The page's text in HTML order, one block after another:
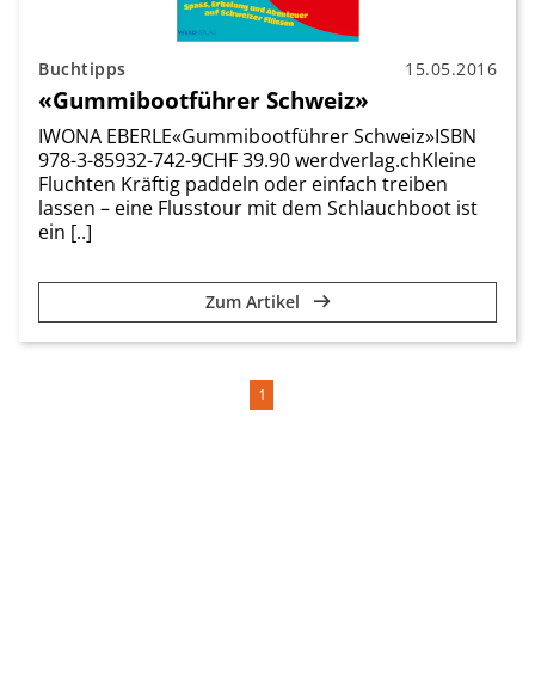
Buchtipps 15.05.2016
«Gummibootführer Schweiz»
IWONA EBERLE«Gummibootführer Schweiz»ISBN
978-3-85932-742-9CHF 39.90 werdverlag.chKleine
Fluchten Kräftig paddeln oder einfach treiben
lassen – eine Flusstour mit dem Schlauchboot ist
ein [..]
Zum Artikel
1